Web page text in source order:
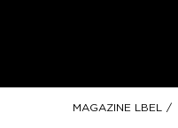
MAGAZINE LBEL /